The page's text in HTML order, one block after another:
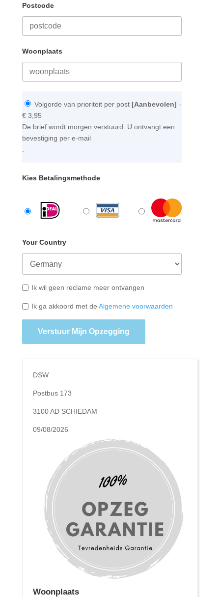
Postcode
Woonplaats
Volgorde van prioriteit per post [Aanbevolen] -
€ 3,95
De brief wordt morgen verstuurd. U ontvangt een
bevestiging per e-mail
.
Kies Betalingsmethode
Your Country
Ik wil geen reclame meer ontvangen
Ik ga akkoord met de Algemene voorwaarden
Verstuur Mijn Opzegging
DSW
Postbus 173
3100 AD SCHIEDAM
09/08/2026
Woonplaats